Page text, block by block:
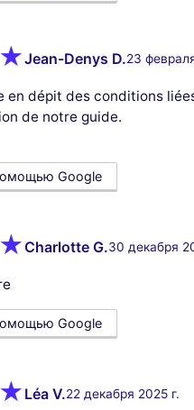
Jean-Denys D.23
en dépit des conditions
de notre guide.
Google
Charlotte G.30 декабря
Google
Léa V.22 декабря 2025 г.